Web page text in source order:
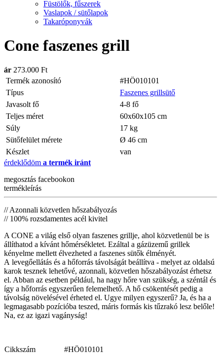
Füstölők, fűszerek
Vaslapok / sütőlapok
Takaróponyvák
Cone faszenes grill
ár 273.000 Ft
Termék azonosító
#HÖ010101
Típus
Faszenes grillsütő
Javasolt fő
4-8 fő
Teljes méret
60x60x105 cm
Súly
17 kg
Sütőfelület mérete
Ø 46 cm
Készlet
van
érdeklődöm a termék iránt
megosztás facebookon
termékleírás
// Azonnali közvetlen hőszabályozás
// 100% rozsdamentes acél kivitel
A CONE a világ első olyan faszenes grillje, ahol közvetlenül be is
állíthatod a kívánt hőmérsékletet. Ezáltal a gázüzemű grillek
kényelme mellett élvezheted a faszenes sütők élményét.
A levegőellátás és a hőforrás távolságát beállítva - melyet az oldalsú
karok tesznek lehetővé, azonnali, közvetlen hőszabályozást érhetsz
el. Abban az esetben például, ha nagy hőre van szükség, a széntál és
így a hőforrás egyszerűen felemelhető. A hő csökentését pedig a
távolság növelésével érheted el. Ugye milyen egyszerű? Ja, és ha a
legmagasabb pozícióba teszed, máris formás kis tűzrakó lesz belőle!
Na, ez az igazi vagányság!
Cikkszám
#HÖ010101